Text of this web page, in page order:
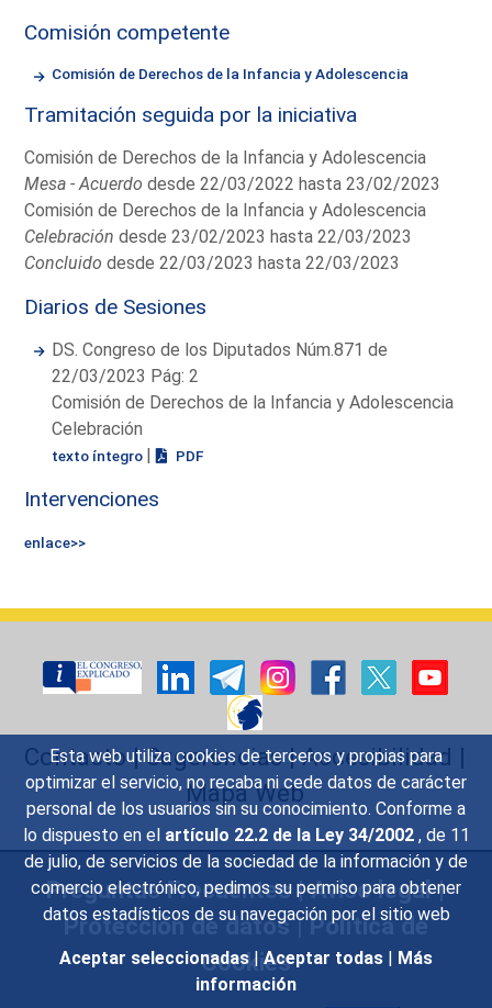
Esta web utiliza cookies de terceros y propias para
optimizar el servicio, no recaba ni cede datos de carácter
personal de los usuarios sin su conocimiento. Conforme a
lo dispuesto en el artículo 22.2 de la Ley 34/2002 , de 11
de julio, de servicios de la sociedad de la información y de
comercio electrónico, pedimos su permiso para obtener
datos estadísticos de su navegación por el sitio web
Aceptar seleccionadas | Aceptar todas | Más
información
Comisión competente
Comisión de Derechos de la Infancia y Adolescencia
Tramitación seguida por la iniciativa
Comisión de Derechos de la Infancia y Adolescencia
Mesa - Acuerdo desde 22/03/2022 hasta 23/02/2023
Comisión de Derechos de la Infancia y Adolescencia
Celebración desde 23/02/2023 hasta 22/03/2023
Concluido desde 22/03/2023 hasta 22/03/2023
Diarios de Sesiones
DS. Congreso de los Diputados Núm.871 de
22/03/2023 Pág: 2
Comisión de Derechos de la Infancia y Adolescencia
Celebración
texto íntegro | PDF
Intervenciones
enlace>>
Contacto|Sugerencias|Accesibilidad |
Mapa Web
Preguntas Frecuentes|Aviso legal|
Protección de datos|Política de
Cookies